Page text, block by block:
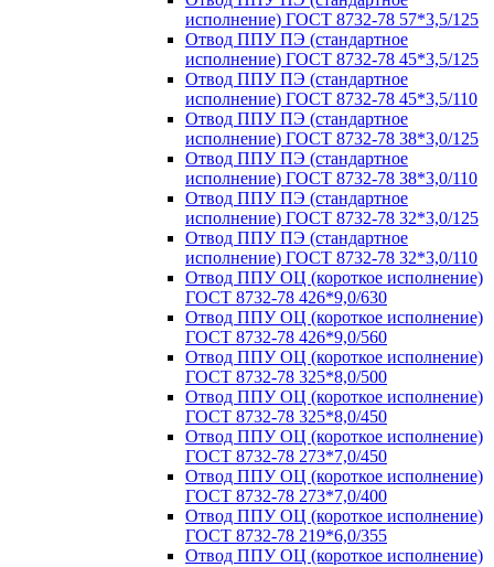
исполнение) ГОСТ 8732-78 57*3,5/125
Отвод ППУ ПЭ (стандартное
исполнение) ГОСТ 8732-78 45*3,5/125
Отвод ППУ ПЭ (стандартное
исполнение) ГОСТ 8732-78 45*3,5/110
Отвод ППУ ПЭ (стандартное
исполнение) ГОСТ 8732-78 38*3,0/125
Отвод ППУ ПЭ (стандартное
исполнение) ГОСТ 8732-78 38*3,0/110
Отвод ППУ ПЭ (стандартное
исполнение) ГОСТ 8732-78 32*3,0/125
Отвод ППУ ПЭ (стандартное
исполнение) ГОСТ 8732-78 32*3,0/110
Отвод ППУ ОЦ (короткое исполнение)
ГОСТ 8732-78 426*9,0/630
Отвод ППУ ОЦ (короткое исполнение)
ГОСТ 8732-78 426*9,0/560
Отвод ППУ ОЦ (короткое исполнение)
ГОСТ 8732-78 325*8,0/500
Отвод ППУ ОЦ (короткое исполнение)
ГОСТ 8732-78 325*8,0/450
Отвод ППУ ОЦ (короткое исполнение)
ГОСТ 8732-78 273*7,0/450
Отвод ППУ ОЦ (короткое исполнение)
ГОСТ 8732-78 273*7,0/400
Отвод ППУ ОЦ (короткое исполнение)
ГОСТ 8732-78 219*6,0/355
Отвод ППУ ОЦ (короткое исполнение)